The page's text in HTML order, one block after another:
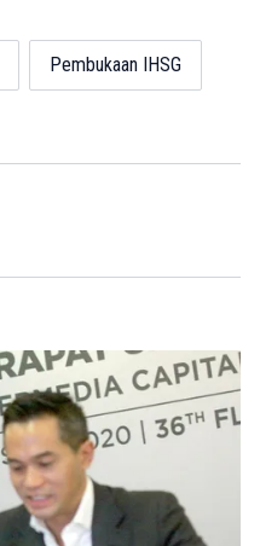
Pembukaan IHSG